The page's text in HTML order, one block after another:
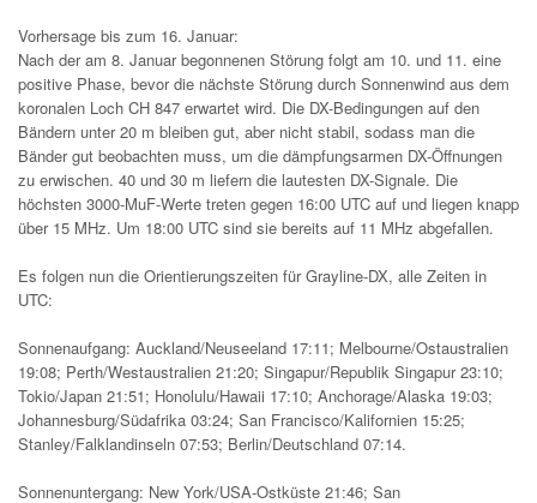
Vorhersage bis zum 16. Januar:
Nach der am 8. Januar begonnenen Störung folgt am 10. und 11. eine
positive Phase, bevor die nächste Störung durch Sonnenwind aus dem
koronalen Loch CH 847 erwartet wird. Die DX-Bedingungen auf den
Bändern unter 20 m bleiben gut, aber nicht stabil, sodass man die
Bänder gut beobachten muss, um die dämpfungsarmen DX-Öffnungen
zu erwischen. 40 und 30 m liefern die lautesten DX-Signale. Die
höchsten 3000-MuF-Werte treten gegen 16:00 UTC auf und liegen knapp
über 15 MHz. Um 18:00 UTC sind sie bereits auf 11 MHz abgefallen.
Es folgen nun die Orientierungszeiten für Grayline-DX, alle Zeiten in
UTC:
Sonnenaufgang: Auckland/Neuseeland 17:11; Melbourne/Ostaustralien
19:08; Perth/Westaustralien 21:20; Singapur/Republik Singapur 23:10;
Tokio/Japan 21:51; Honolulu/Hawaii 17:10; Anchorage/Alaska 19:03;
Johannesburg/Südafrika 03:24; San Francisco/Kalifornien 15:25;
Stanley/Falklandinseln 07:53; Berlin/Deutschland 07:14.
Sonnenuntergang: New York/USA-Ostküste 21:46; San